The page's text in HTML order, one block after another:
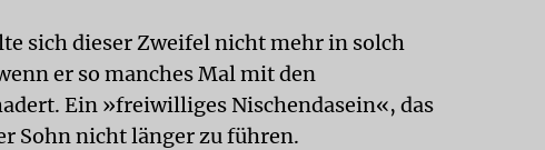
sich dieser Zweifel nicht mehr in solch
er so manches Mal mit den
Ein »freiwilliges Nischendasein«, das
Sohn nicht länger zu führen.